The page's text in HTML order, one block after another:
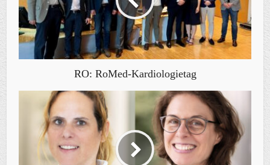
RO: RoMed-Kardiologietag